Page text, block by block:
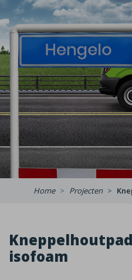
Home Projecten
isofoam